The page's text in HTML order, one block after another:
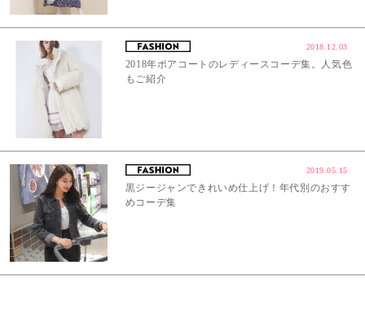
2018.12.03
2018年ボアコートのレディースコーデ集。人気色
もご紹介
2019.05.15
黒ジージャンできれいめ仕上げ！年代別のおすす
めコーデ集